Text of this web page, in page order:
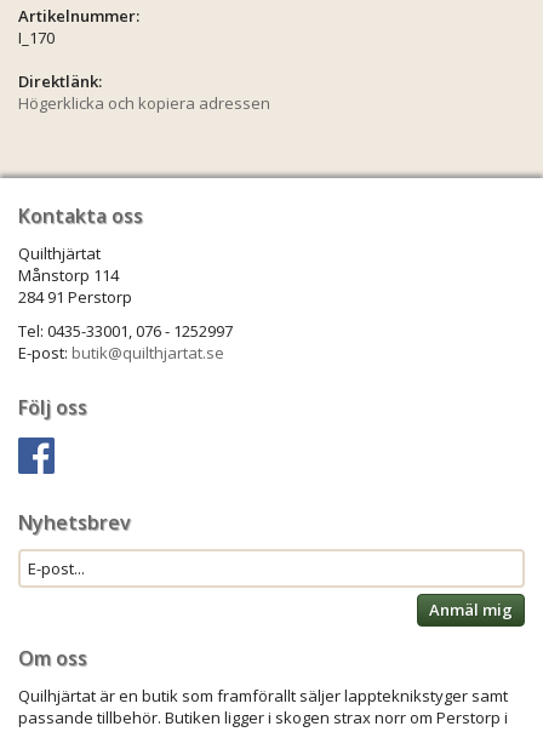
Artikelnummer:
I_170
Direktlänk:
Högerklicka och kopiera adressen
Kontakta oss
Quilthjärtat
Månstorp 114
284 91 Perstorp
Tel: 0435-33001, 076 - 1252997
E-post: butik@quilthjartat.se
Följ oss
Nyhetsbrev
Anmäl mig
Om oss
Quilhjärtat är en butik som framförallt säljer lappteknikstyger samt
passande tillbehör. Butiken ligger i skogen strax norr om Perstorp i